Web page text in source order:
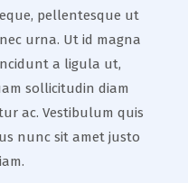
pellentesque ut
urna. Ut id magna
a ligula ut,
sollicitudin diam
ac. Vestibulum quis
nunc sit amet justo